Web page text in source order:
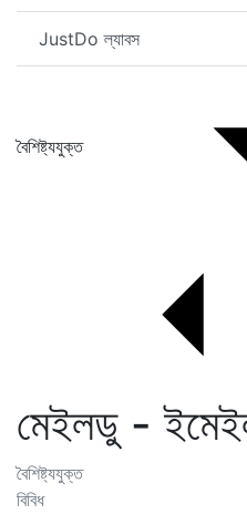
JustDo ল্যাবস
বৈশিষ্ট্যযুক্ত
মেইলডু -
বৈশিষ্ট্যযুক্ত
বিবিধ